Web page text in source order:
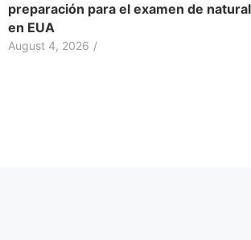
preparación para el examen de
en EUA
August 4, 2026 /